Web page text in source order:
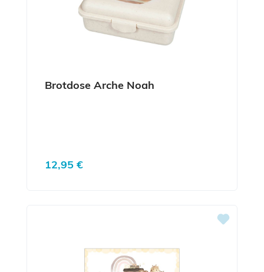
Brotdose Arche Noah
Regulärer Preis:
12,95 €